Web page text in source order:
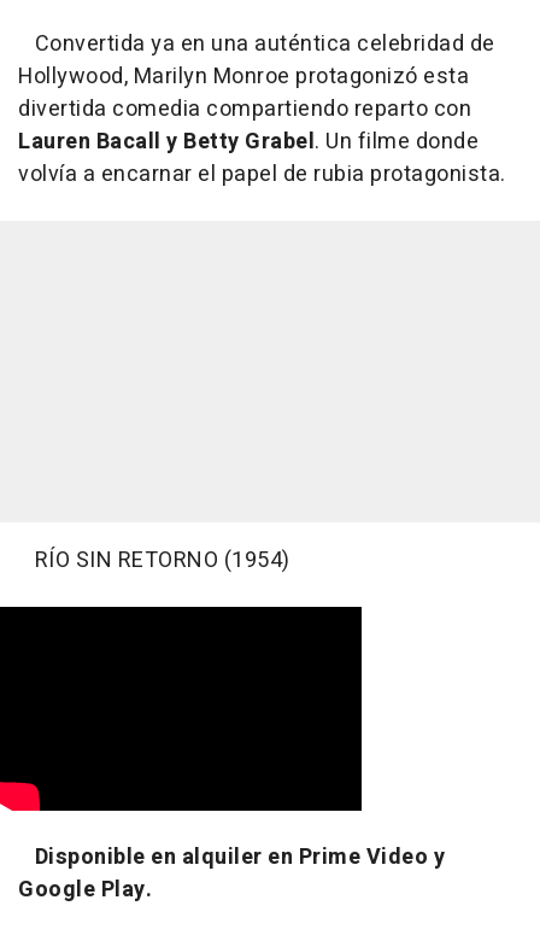
Convertida ya en una auténtica celebridad de
Hollywood, Marilyn Monroe protagonizó esta
divertida comedia compartiendo reparto con
Lauren Bacall y Betty Grabel. Un filme donde
volvía a encarnar el papel de rubia protagonista.
RÍO SIN RETORNO (1954)
Disponible en alquiler en Prime Video y
Google Play.